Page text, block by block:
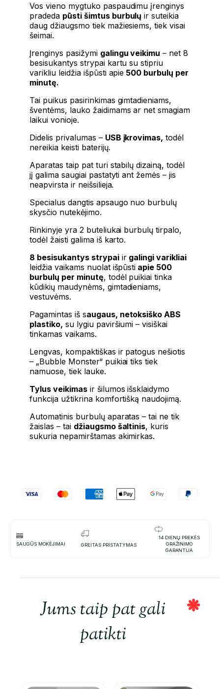
Vos vieno mygtuko paspaudimu įrenginys
pradeda pūsti šimtus burbulų ir suteikia
daug džiaugsmo tiek mažiesiems, tiek visai
šeimai.
Įrenginys pasižymi galingu veikimu – net 8
besisukantys strypai kartu su stipriu
varikliu leidžia išpūsti apie 500 burbulų per
minutę.
Tai puikus pasirinkimas gimtadieniams,
šventėms, lauko žaidimams ar net smagiam
laikui vonioje.
Didelis privalumas – USB įkrovimas, todėl
nereikia keisti baterijų.
Aparatas taip pat turi stabilų dizainą, todėl
jį galima saugiai pastatyti ant žemės – jis
neapvirsta ir neišsilieja.
Specialus dangtis apsaugo nuo burbulų
skysčio nutekėjimo.
Rinkinyje yra 2 buteliukai burbulų tirpalo,
todėl žaisti galima iš karto.
8 besisukantys strypaiir galingi varikliai
leidžia vaikams nuolat išpūsti apie 500
burbulų per minutę, todėl puikiai tinka
kūdikių maudynėms, gimtadieniams,
vestuvėms.
Pagamintas iš saugaus, netoksiško ABS
plastiko, su lygiu paviršiumi – visiškai
tinkamas vaikams.
Lengvas, kompaktiškas ir patogus nešiotis
– „Bubble Monster“ puikiai tiks tiek
namuose, tiek lauke.
Tylus veikimasir šilumos išsklaidymo
funkcija užtikrina komfortišką naudojimą.
Automatinis burbulų aparatas – tai ne tik
žaislas – tai džiaugsmo šaltinis, kuris
sukuria nepamirštamas akimirkas.
SAUGŪS MOKĖJIMAI GREITAS PRISTATYMAS
14 DIENŲ PREKĖS
GRAŽINIMO
GARANTIJA
Jums taip pat gali
patikti